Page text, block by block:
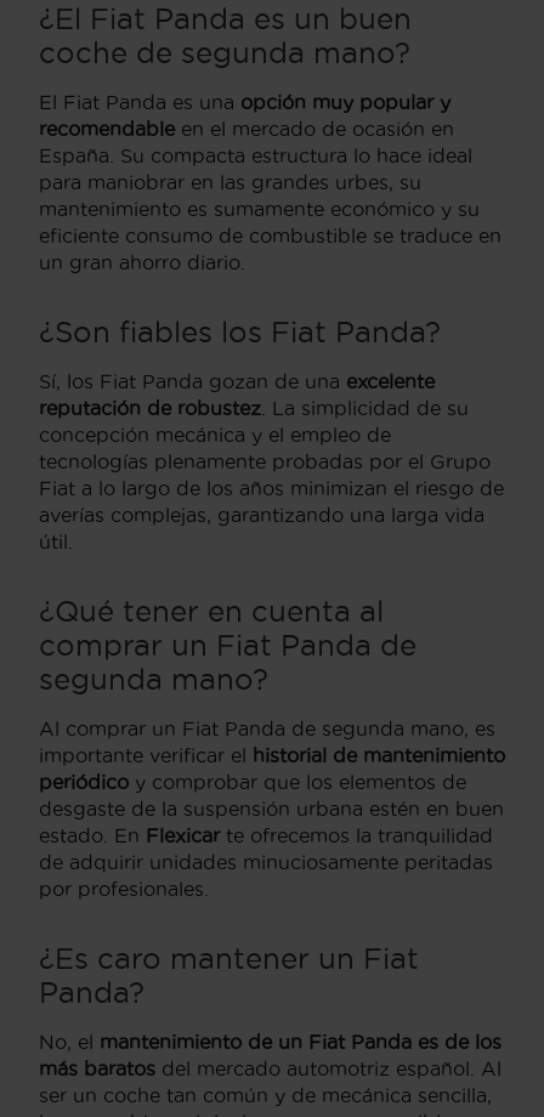
¿El Fiat Panda es un buen
coche de segunda mano?
El Fiat Panda es una opción muy popular y
recomendable en el mercado de ocasión en
España. Su compacta estructura lo hace ideal
para maniobrar en las grandes urbes, su
mantenimiento es sumamente económico y su
eficiente consumo de combustible se traduce en
un gran ahorro diario.
¿Son fiables los Fiat Panda?
Sí, los Fiat Panda gozan de una excelente
reputación de robustez . La simplicidad de su
concepción mecánica y el empleo de
tecnologías plenamente probadas por el Grupo
Fiat a lo largo de los años minimizan el riesgo de
averías complejas, garantizando una larga vida
útil.
¿Qué tener en cuenta al
comprar un Fiat Panda de
segunda mano?
Al comprar un Fiat Panda de segunda mano, es
importante verificar el historial de mantenimiento
periódico y comprobar que los elementos de
desgaste de la suspensión urbana estén en buen
estado. En Flexicarte ofrecemos la tranquilidad
de adquirir unidades minuciosamente peritadas
por profesionales.
¿Es caro mantener un Fiat
Panda?
No, el mantenimiento de un Fiat Panda es de los
más baratos del mercado automotriz español. Al
ser un coche tan común y de mecánica sencilla,